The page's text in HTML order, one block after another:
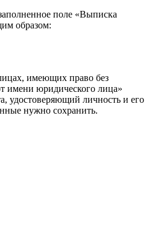
поле «Выписка
образом:
имеющих право без
имени юридического лица»
удостоверяющий личность и его
нужно сохранить.